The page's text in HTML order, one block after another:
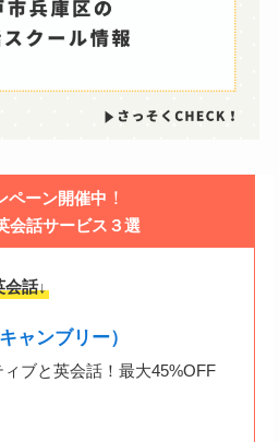
ペーン開催中 ！
会話サービス３選
会話↓
ャンブリー）
ブと英会話！最大45%OFF